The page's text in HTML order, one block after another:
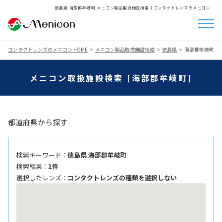
徳島県 海部郡牟岐町 メニコン製品取扱施設検索│コンタクトレンズのメニコン
コンタクトレンズのメニコン HOME メニコン製品取扱施設検索 徳島県 海部郡牟岐町
メニコン取扱施設検索 [海部郡牟岐町]
都道府県から探す
検索キーワード ： 徳島県 海部郡牟岐町
検索結果 ： 1件
選択したレンズ ： コンタクトレンズの種類を選択しない